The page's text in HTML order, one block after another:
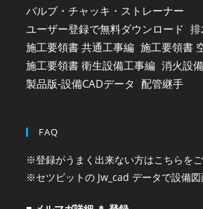
バルブ・チャッキ・ストレーナー
ユーザー登録で無料ダウンロード
施工要領書 共通工事編 施工要領書
施工要領書 衛生設備工事編 消火設備
製品版-設備CADデータ 配管継手
FAQ
※登録がうまく出来ない方はこちらをご
※セツビットの Jw_cad データで設備図